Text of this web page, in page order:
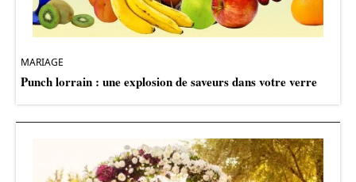
MARIAGE
Punch lorrain : une explosion de saveurs dans votre verre